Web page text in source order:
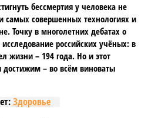
бессмертия у человека не
самых совершенных технологиях и
Точку в многолетних дебатах о
российских учёных: в
жизни – 194 года. Но и этот
достижим – во всём виноваты
Здоровье